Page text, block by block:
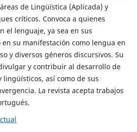
de Lingüística (Aplicada) y
críticos. Convoca a quienes
el lenguaje, ya sea en sus
su manifestación como lengua en
y diversos géneros discursivos. Su
y contribuir al desarrollo de
así como de sus
La revista acepta trabajos